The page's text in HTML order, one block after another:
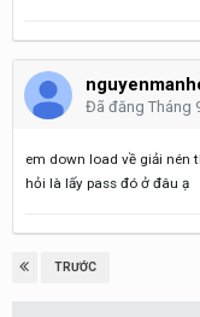
Đã đăng Tháng
em down load về giải nén
hỏi là lấy pass đó ở đâu ạ
TRƯỚC